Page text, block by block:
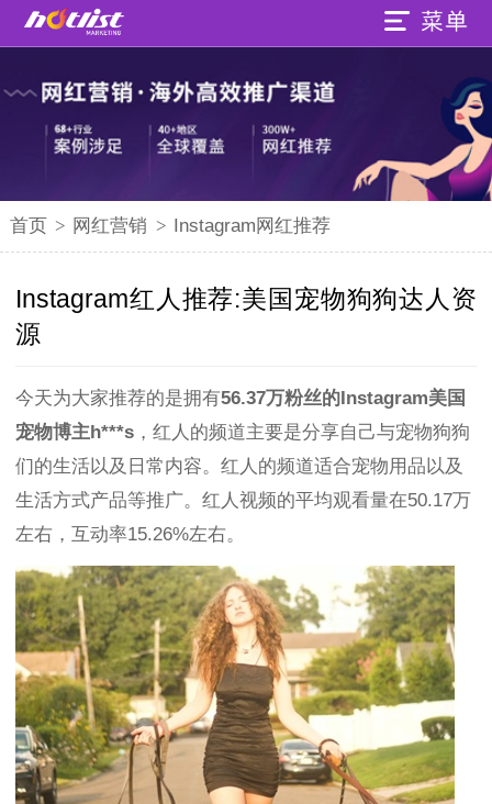
首页 > 网红营销 > Instagram网红推荐
Instagram红人推荐:美国宠物狗狗达人资
源
今天为大家推荐的是拥有56.37万粉丝的Instagram美国
宠物博主h***s ，红人的频道主要是分享自己与宠物狗狗
们的生活以及日常内容。红人的频道适合宠物用品以及
生活方式产品等推广。红人视频的平均观看量在50.17万
左右，互动率15.26%左右。